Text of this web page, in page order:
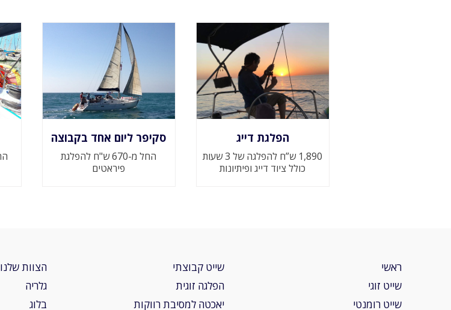
הפלגת דייג
1,890 ש”ח להפלגה של 3 שעות
כולל ציוד דייג ופיתיונות
סקיפר ליום אחד בקבוצה
החל מ-670 ש"ח להפלגת
פיראטים
ראשי
שייט זוגי
שייט רומנטי
שייט קבוצתי
הפלגה זוגית
יאכטה למסיבת רווקות
הצוות שלנו
גלריה
בלוג